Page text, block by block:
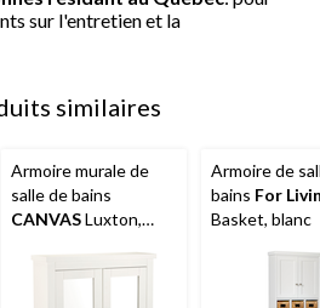
sur l'entretien et la
similaires
Armoire murale de
salle de bains
CANVASLuxton,
Armoire de
bains For
Basket, blanc